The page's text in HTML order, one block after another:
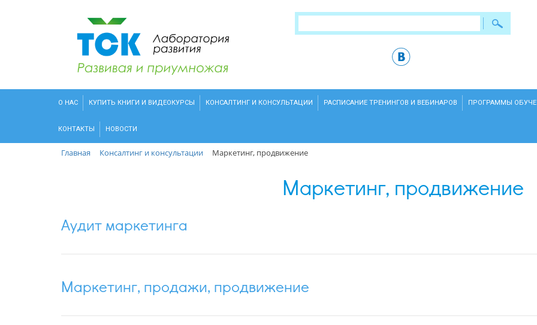
О НАС КУПИТЬ КНИГИ И ВИДЕОКУРСЫ КОНСАЛТИНГ И КОНСУЛЬТАЦИИ РАСПИСАНИЕ ТРЕНИНГОВ И ВЕБИНАРОВ ПРОГРАММЫ
КОНТАКТЫ НОВОСТИ
Главная Консалтинг и консультации Маркетинг, продвижение
Маркетинг, продвижение
Аудит маркетинга
Маркетинг, продажи, продвижение